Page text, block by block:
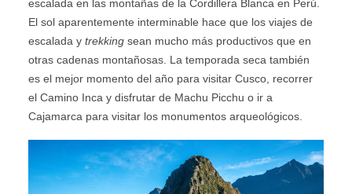
escalada en las montañas de la Cordillera Blanca en Perú.
El sol aparentemente interminable hace que los viajes de
escalada y trekking sean mucho más productivos que en
otras cadenas montañosas. La temporada seca también
es el mejor momento del año para visitar Cusco, recorrer
el Camino Inca y disfrutar de Machu Picchu o ir a
Cajamarca para visitar los monumentos arqueológicos.